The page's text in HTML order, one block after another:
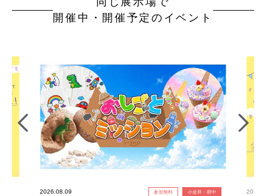
開催中・開催予定のイベント
2026.08.09 参加無料 小金井・府中